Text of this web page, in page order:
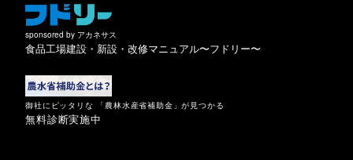
sponsored by アカネサス
食品工場建設・新設・改修マニュアル〜フドリー〜
御社にピッタリな 「農林水産省補助金」が見つかる
無料診断実施中